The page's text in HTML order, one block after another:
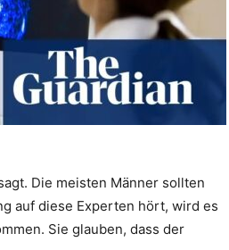
Die meisten Männer sollten
auf diese Experten hört, wird es
Sie glauben, dass der